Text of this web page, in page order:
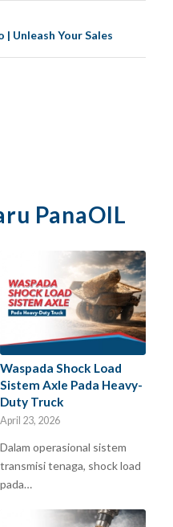
| Unleash Your Sales
PanaOIL
Waspada Shock Load
Sistem Axle Pada Heavy-
Duty Truck
April 23, 2026
Dalam operasional sistem
transmisi tenaga, shock load
pada…